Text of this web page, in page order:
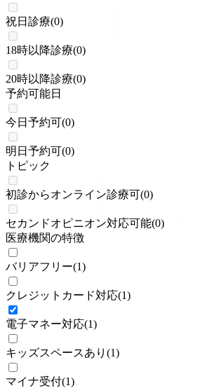
祝日診療(0)
18時以降診療(0)
20時以降診療(0)
予約可能日
今日予約可(0)
明日予約可(0)
トピック
初診からオンライン診療可(0)
セカンドオピニオン対応可能(0)
医療機関の特徴
バリアフリー(1)
クレジットカード対応(1)
電子マネー対応(1)
キッズスペースあり (1)
マイナ受付(1)